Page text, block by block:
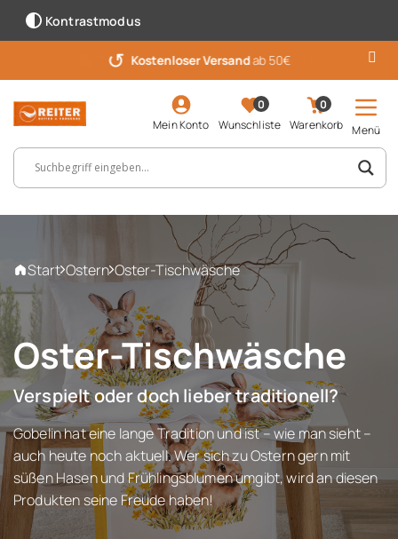
Kontrastmodus
↺ Kostenloser Versandab 50€
Mein Konto
0
Wunschliste
0
Warenkorb
Menü
Suchbegriff, Artikelnummer ...
Start Ostern Oster-Tischwäsche
Oster-Tischwäsche
Verspielt oder doch lieber traditionell?
Gobelin hat eine lange Tradition und ist – wie man sieht –
auch heute noch aktuell. Wer sich zu Ostern gern mit
süßen Hasen und Frühlingsblumen umgibt, wird an diesen
Produkten seine Freude haben!